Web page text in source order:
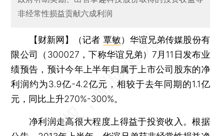
非经常性损益贡献六成利润
【财新网】（记者 覃敏） 华谊兄弟传媒股份有
限公司（300027，下称华谊兄弟）7月11日发布业
绩预告，预计今年上半年归属于上市公司股东的净
利润约为3.9亿-4.2亿元，相较于去年同期的1.1亿
元，同比上升270%-300%。
净利润走高很大程度上得益于投资收入。根据